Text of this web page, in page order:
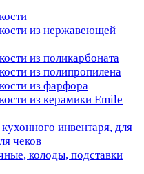
из нержавеющей
из поликарбоната
из полипропилена
из фарфора
из керамики Emile
инвентаря, для
чеков
колоды, подставки